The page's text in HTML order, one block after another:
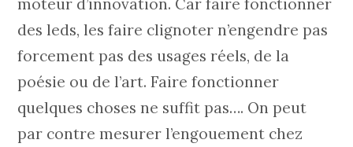
des leds, les faire clignoter n’engendre pas
forcement pas des usages réels, de la
poésie ou de l’art. Faire fonctionner
quelques choses ne suffit pas…. On peut
par contre mesurer l’engouement chez